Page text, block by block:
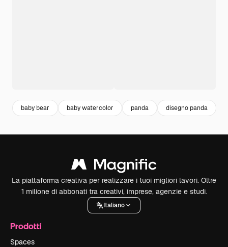
baby bear baby watercolor panda disegno panda
La piattaforma creativa per realizzare i tuoi migliori lavori. Oltre
1 milione di abbonati tra creativi, imprese, agenzie e studi.
Italiano
Prodotti
Spaces